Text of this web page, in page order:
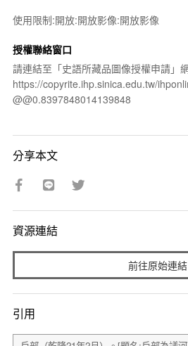
使用限制:開放:開放影像:開放影像
授權聯絡窗口
請連結至「史語所藏品圖像授權申請」
https://copyrite.ihp.sinica.edu.tw/
@@0.8397848014139848
分享本文
資源連結
前往原始連結
引用